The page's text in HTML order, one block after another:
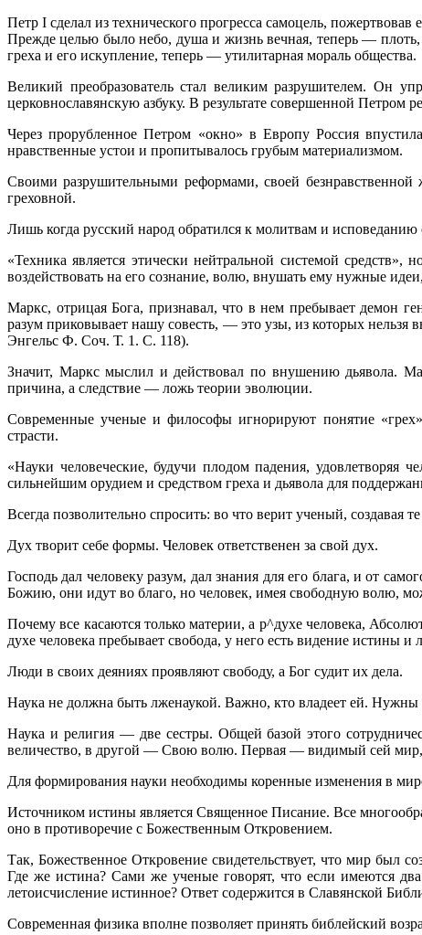
Петр I сделал из технического прогресса самоцель,
Прежде целью было небо, душа и жизнь вечная, теперь — плоть,
греха и его искупление, теперь — утилитарная мораль общества.
Великий преобразователь стал великим разрушителем. Он
церковнославянскую азбуку. В результате совершенной Петром
Через прорубленное Петром «окно» в Европу Россия
нравственные устои и пропитыва­лось грубым материализмом.
Своими разрушительными реформами, своей
греховной.
Лишь когда русский народ обратился к молитвам и
«Техника является этически нейтральной системой
воздействовать на его сознание, волю, внушать ему нужные
Маркс, отрицая Бога, признавал, что в нем пребывает демон
разум приковывает нашу со­весть, — это узы, из которых
Энгельс Ф. Соч. Т. 1. С. 118).
Значит, Маркс мыслил и действовал по внушению дьявола.
причина, а следствие — ложь теории
Современные ученые и философы игнорируют понятие
страсти.
«Науки человеческие, будучи плодом падения, удовлетворяя
сильнейшим орудием и средством греха и дьявола для
Всегда позволительно спросить: во что верит ученый, создавая
Дух творит себе формы. Человек ответственен за свой дух.
Господь дал человеку разум, дал знания для его блага, и от
Божию, они идут во благо, но человек, имея свободную волю,
Почему все касаются только материи, а р^духе человека,
духе человека пребывает свобода, у него есть видение истины и
Люди в своих деяниях проявляют свободу, а Бог судит их дела.
Наука не должна быть лженаукой. Важно, кто владеет ей.
Наука и религия — две сестры. Общей базой этого
величество, в другой — Свою волю. Первая — видимый сей
Для формирования науки необходимы коренные изменения в
Источником истины является Священное Писание. Все
оно в противоречие с Божественным Откровением.
Так, Божественное Откровение свидетельствует, что мир был
Где же истина? Сами же ученые говорят, что если имеются
летоисчисление истинное? Ответ содержится в Славянской
Современная физика вполне позволяет принять библейский